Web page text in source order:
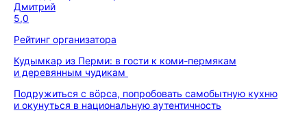
Дмитрий
5,0
Рейтинг организатора
Кудымкар из Перми: в гости к коми-пермякам
и деревянным чудикам
Подружиться с вӧрса, попробовать самобытную кухню
и окунуться в национальную аутентичность